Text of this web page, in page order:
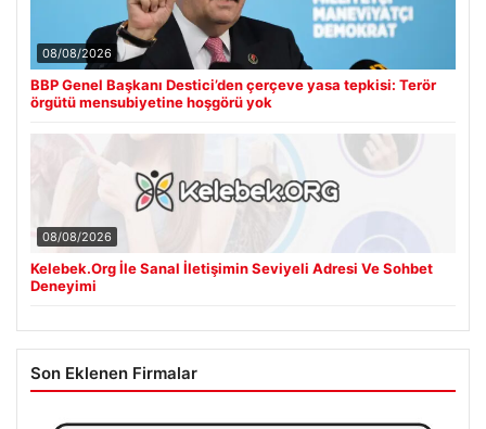
08/08/2026
BBP Genel Başkanı Destici’den çerçeve yasa tepkisi: Terör
örgütü mensubiyetine hoşgörü yok
08/08/2026
Kelebek.Org İle Sanal İletişimin Seviyeli Adresi Ve Sohbet
Deneyimi
Son Eklenen Firmalar